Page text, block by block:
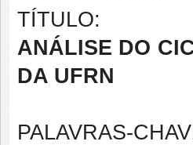
TÍTULO:
ANÁLISE DO
DA UFRN
PALAVRAS-